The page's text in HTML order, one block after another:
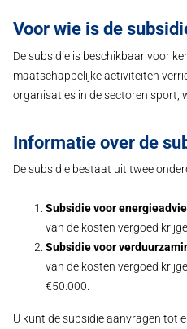
Voor wie is de
De subsidie is beschikbaar voor
maatschappelijke activiteiten
organisaties in de sectoren sport,
Informatie over de
De subsidie bestaat uit twee
Subsidie voor
van de kosten vergoed
Subsidie voor
van de kosten vergoed
€50.000.
U kunt de subsidie aanvragen tot